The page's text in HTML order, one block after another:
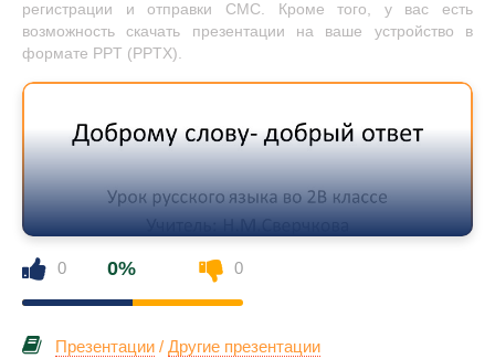
регистрации и отправки СМС. Кроме того, у вас есть
возможность скачать презентации на ваше устройство в
формате PPT (PPTX).
0 0% 0
Презентации / Другие презентации